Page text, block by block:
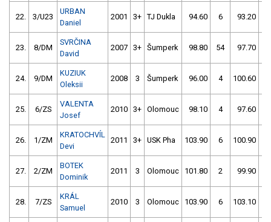
22. 3/U23
URBAN
Daniel
2001 3+ TJ Dukla 94.60 6 93.20
23. 8/DM
SVRČINA
David
2007 3+ Šumperk 98.80 54 97.70
24. 9/DM
KUZIUK
Oleksii
2008 3 Šumperk 96.00 4 100.60
25. 6/ZS
VALENTA
Josef
2010 3+ Olomouc 98.10 4 97.60
26. 1/ZM
KRATOCHVÍL
Devi
2011 3+ USK Pha 103.90 6 100.90
27. 2/ZM
BOTEK
Dominik
2011 3 Olomouc 101.80 2 99.90
28. 7/ZS
KRÁL
Samuel
2010 3 Olomouc 103.90 6 103.10